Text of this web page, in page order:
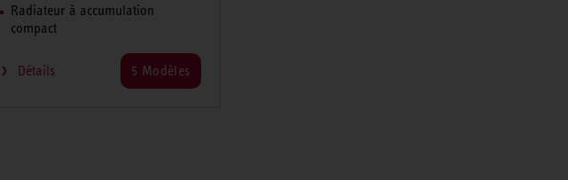
Radiateur à accumulation
compact
Détails 5 Modèles